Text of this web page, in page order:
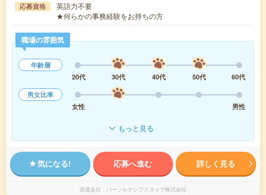
応募資格
英語力不要
★何らかの事務経験をお持ちの方
職場の雰囲気
年齢層
20代
30代 40代 50代
60代
男女比率
女性
男性
もっと見る
気になる! 応募へ進む 詳しく見る
派遣会社 パーソルテンプスタッフ株式会社